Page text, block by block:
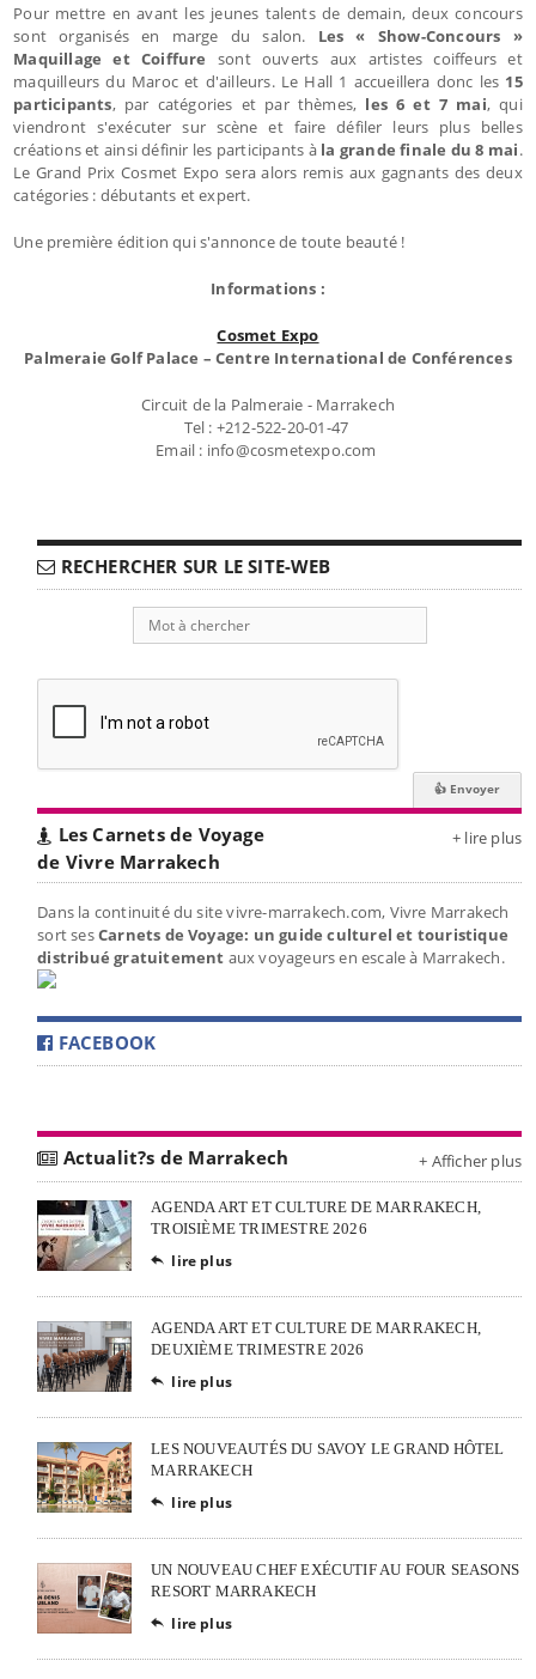
Pour mettre en avant les jeunes talents de demain, deux concours
sont organisés en marge du salon. Les « Show-Concours »
Maquillage et Coiffure sont ouverts aux artistes coiffeurs et
maquilleurs du Maroc et d'ailleurs. Le Hall 1 accueillera donc les 15
participants, par catégories et par thèmes, les 6 et 7 mai, qui
viendront s'exécuter sur scène et faire défiler leurs plus belles
créations et ainsi définir les participants àla grande finale du 8 mai.
Le Grand Prix Cosmet Expo sera alors remis aux gagnants des deux
catégories : débutants et expert.
Une première édition qui s'annonce de toute beauté !
Informations :
Cosmet Expo
Palmeraie Golf Palace – Centre International de Conférences
Circuit de la Palmeraie - Marrakech
Tel : +212-522-20-01-47
Email : info@cosmetexpo.com
RECHERCHER SUR LE SITE-WEB
Les Carnets de Voyage
de Vivre Marrakech
+ lire plus
Dans la continuité du site vivre-marrakech.com, Vivre Marrakech
sort sesCarnets de Voyage: un guide culturel et touristique
distribué gratuitement aux voyageurs en escale à Marrakech.
FACEBOOK
Actualit?s de Marrakech + Afficher plus
AGENDA ART ET CULTURE DE MARRAKECH,
TROISIÈME TRIMESTRE 2026
 lire plus
AGENDA ART ET CULTURE DE MARRAKECH,
DEUXIÈME TRIMESTRE 2026
 lire plus
LES NOUVEAUTÉS DU SAVOY LE GRAND HÔTEL
MARRAKECH
 lire plus
UN NOUVEAU CHEF EXÉCUTIF AU FOUR SEASONS
RESORT MARRAKECH
 lire plus